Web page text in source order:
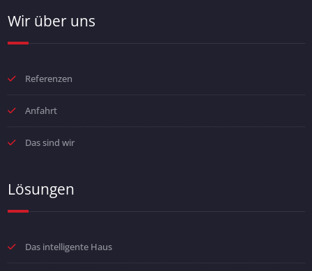
Wir über uns
Referenzen
Anfahrt
Das sind wir
Lösungen
Das intelligente Haus